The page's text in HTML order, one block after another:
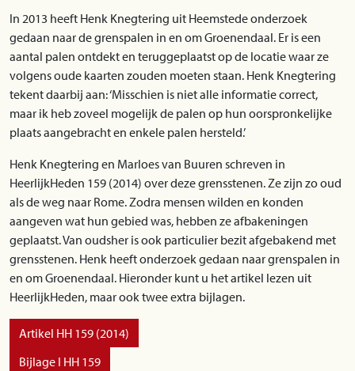
In 2013 heeft Henk Knegtering uit Heemstede onderzoek
gedaan naar de grenspalen in en om Groenendaal. Er is een
aantal palen ontdekt en teruggeplaatst op de locatie waar ze
volgens oude kaarten zouden moeten staan. Henk Knegtering
tekent daarbij aan: ‘Misschien is niet alle informatie correct,
maar ik heb zoveel mogelijk de palen op hun oorspronkelijke
plaats aangebracht en enkele palen hersteld.’
Henk Knegtering en Marloes van Buuren schreven in
HeerlijkHeden 159 (2014) over deze grensstenen. Ze zijn zo oud
als de weg naar Rome. Zodra mensen wilden en konden
aangeven wat hun gebied was, hebben ze afbakeningen
geplaatst. Van oudsher is ook particulier bezit afgebakend met
grensstenen. Henk heeft onderzoek gedaan naar grenspalen in
en om Groenendaal. Hieronder kunt u het artikel lezen uit
HeerlijkHeden, maar ook twee extra bijlagen.
Artikel HH 159 (2014)
Bijlage I HH 159